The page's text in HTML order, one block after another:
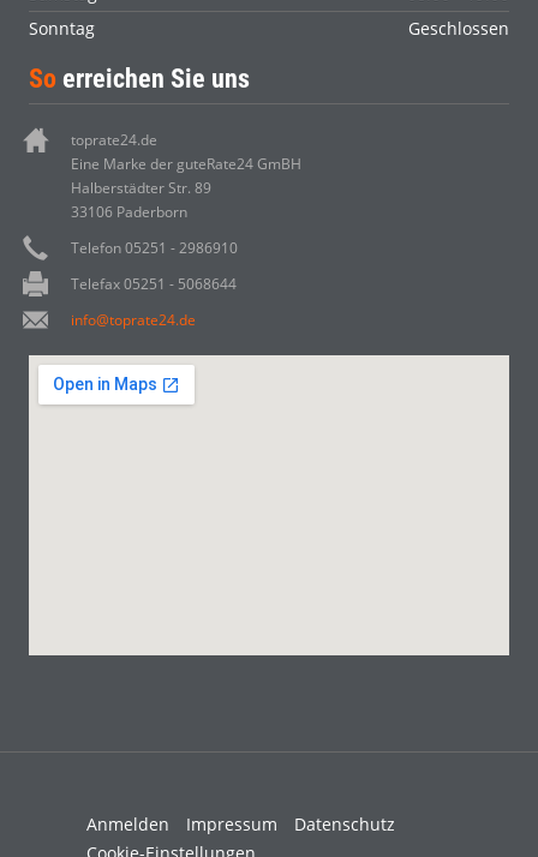
Sonntag
Geschlossen
So erreichen Sie uns
toprate24.de
Eine Marke der guteRate24 GmBH
Halberstädter Str. 89
33106 Paderborn
Telefon 05251 - 2986910
Telefax 05251 - 5068644
info@toprate24.de
Anmelden Impressum
Datenschutz